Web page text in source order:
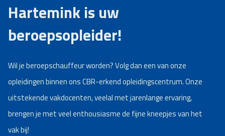
Hartemink is uw
beroepsopleider!
Wil je beroepschauffeur worden? Volg dan een van onze
opleidingen binnen ons CBR-erkend opleidingscentrum. Onze
uitstekende vakdocenten, veelal met jarenlange ervaring,
brengen je met veel enthousiasme de fijne kneepjes van het
vak bij!